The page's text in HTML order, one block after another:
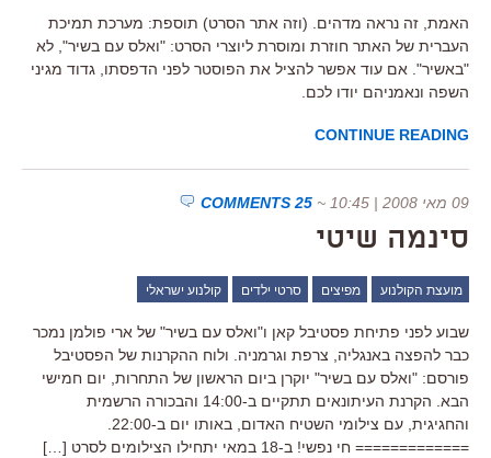
האמת, זה נראה מדהים. (וזה אתר הסרט) תוספת: מערכת תמיכת
העברית של האתר חוזרת ומוסרת ליוצרי הסרט: "ואלס עם בשיר", לא
"באשיר". אם עוד אפשר להציל את הפוסטר לפני הדפסתו, גדוד מגיני
השפה ונאמניהם יודו לכם.
CONTINUE READING
09 מאי 2008 | 10:45 ~
25 COMMENTS
סינמה שיטי
מועצת הקולנוע מפיצים סרטי ילדים קולנוע ישראלי
שבוע לפני פתיחת פסטיבל קאן ו"ואלס עם בשיר" של ארי פולמן נמכר
כבר להפצה באנגליה, צרפת וגרמניה. ולוח ההקרנות של הפסטיבל
פורסם: "ואלס עם בשיר" יוקרן ביום הראשון של התחרות, יום חמישי
הבא. הקרנת העיתונאים תתקיים ב-14:00 והבכורה הרשמית
============= חי נפשי! ב-18 במאי יתחילו הצילומים לסרט […]